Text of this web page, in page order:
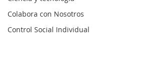
Colabora con Nosotros
Control Social Individual